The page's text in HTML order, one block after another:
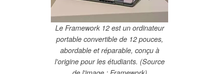
Le Framework 12 est un ordinateur
portable convertible de 12 pouces,
abordable et réparable, conçu à
l'origine pour les étudiants. (Source